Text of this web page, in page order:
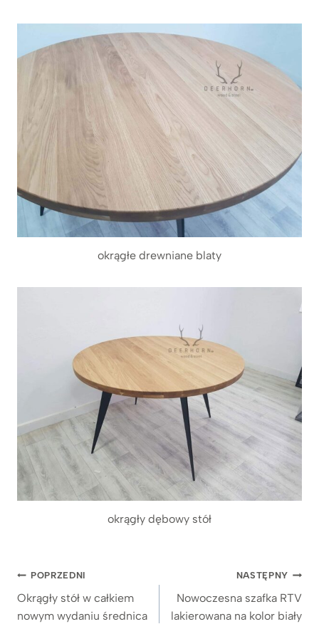
okrągłe drewniane blaty
okrągły dębowy stół
Nawigacja
wpisu
POPRZEDNI
Okrągły stół w całkiem
nowym wydaniu średnica
NASTĘPNY
Nowoczesna szafka RTV
lakierowana na kolor biały